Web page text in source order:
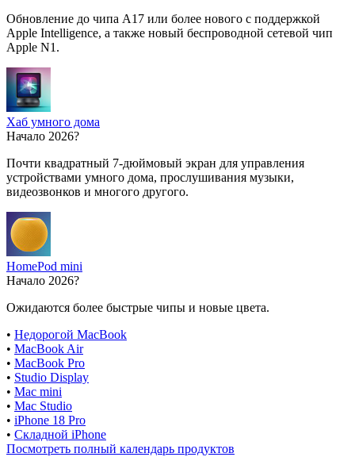
Обновление до чипа A17 или более нового с поддержкой
Apple Intelligence, а также новый беспроводной сетевой чип
Apple N1.
Хаб умного дома
Начало 2026?
Почти квадратный 7-дюймовый экран для управления
устройствами умного дома, прослушивания музыки,
видеозвонков и многого другого.
HomePod mini
Начало 2026?
Ожидаются более быстрые чипы и новые цвета.
• Недорогой MacBook
• MacBook Air
• MacBook Pro
• Studio Display
• Mac mini
• Mac Studio
• iPhone 18 Pro
• Складной iPhone
Посмотреть полный календарь продуктов